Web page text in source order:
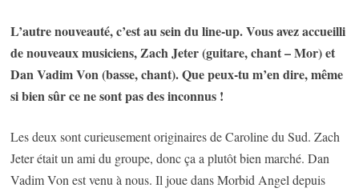
L’autre nouveauté, c’est au sein du line-up. Vous avez accueilli
de nouveaux musiciens, Zach Jeter (guitare, chant – Mor) et
Dan Vadim Von (basse, chant). Que peux-tu m’en dire, même
si bien sûr ce ne sont pas des inconnus !
Les deux sont curieusement originaires de Caroline du Sud. Zach
Jeter était un ami du groupe, donc ça a plutôt bien marché. Dan
Vadim Von est venu à nous. Il joue dans Morbid Angel depuis